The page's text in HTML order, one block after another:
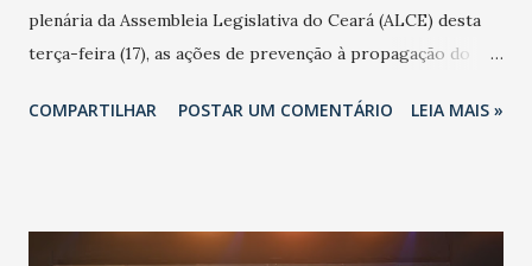
plenária da Assembleia Legislativa do Ceará (ALCE) desta
terça-feira (17), as ações de prevenção à propagação do
adotadas pelo Governo do Estado na contenção da
população suspeita e de cuidados com os ambientes
COMPARTILHAR POSTAR UM COMENTÁRIO LEIA MAIS »